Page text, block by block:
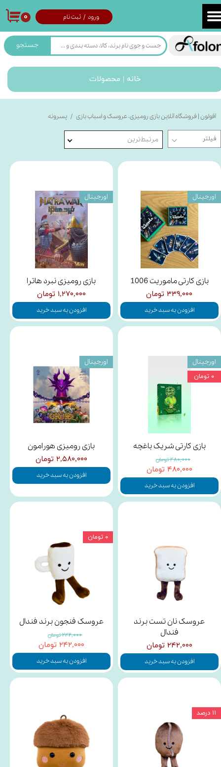
جستجو
ورود / ثبت نام
حساب کاربری من
تغییر گذر واژه
سفارشات
خروج از حساب کاربری
۰
خانه | محصولات
آفولون | فروشگاه آنلاین بازی رومیزی، عروسک و اسباب بازی پسرونه
مرتبط‌ترین
بازی کارتی ماموریت 1006
۳۳۹,۰۰۰ تومان
افزودن به سبد خرید
اورجینال
بازی رومیزی نبرد هاترا
۱,۲۷۰,۰۰۰ تومان
افزودن به سبد خرید
اورجینال
بازی کارتی شریک باغچه
۴۸۰,۰۰۰ تومان
۴۸۰,۰۰۰ تومان
افزودن به سبد خرید
اورجینال
۰ تومان
بازی رومیزی هورامون
۲,۵۸۰,۰۰۰ تومان
افزودن به سبد خرید
اورجینال
عروسک نان تست برند
فندال
۲۴۲,۰۰۰ تومان
افزودن به سبد خرید
عروسک فنجون برند فندال
۲۴۲,۰۰۰ تومان
۲۴۲,۰۰۰ تومان
افزودن به سبد خرید
۰ تومان
۱۱ درصد